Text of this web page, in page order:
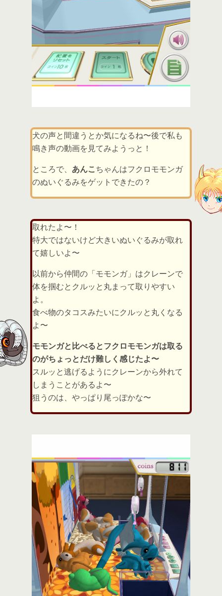
犬の声と間違うとか気になるね〜後で私も
鳴き声の動画を見てみようっと！
ところで、 あんこ ちゃんはフクロモモンガ
のぬいぐるみをゲットできたの？
取れたよ〜！
特大ではないけど大きいぬいぐるみが取れ
て嬉しいよ〜
以前から仲間の「モモンガ」はクレーンで
体を掴むとクルッと丸まって取りやすい
よ。
食べ物のタコスみたいにクルッと丸くなる
よ〜
モモンガと比べるとフクロモモンガは取る
のがちょっとだけ難しく感じたよ〜
スルッと逃げるようにクレーンから外れて
しまうことがあるよ〜
狙うのは、やっぱり尾っぽかな〜